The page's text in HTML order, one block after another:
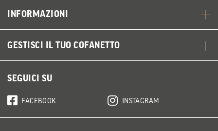
INFORMAZIONI
GESTISCI IL TUO COFANETTO
SEGUICI SU
FACEBOOK INSTAGRAM